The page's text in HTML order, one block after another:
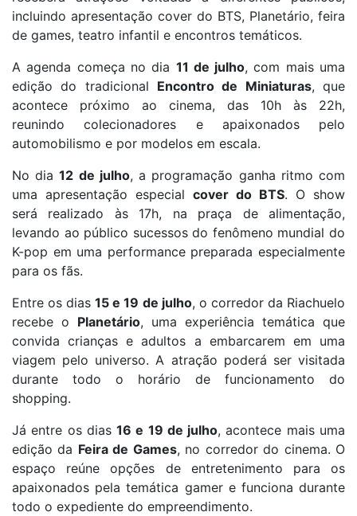
incluindo apresentação cover do BTS, Planetário, feira
de games, teatro infantil e encontros temáticos.
A agenda começa no dia 11 de julho, com mais uma
edição do tradicional Encontro de Miniaturas, que
acontece próximo ao cinema, das 10h às 22h,
reunindo colecionadores e apaixonados pelo
automobilismo e por modelos em escala.
No dia12 de julho, a programação ganha ritmo com
uma apresentação especial cover do BTS. O show
será realizado às 17h, na praça de alimentação,
levando ao público sucessos do fenômeno mundial do
K-pop em uma performance preparada especialmente
para os fãs.
Entre os dias15 e 19 de julho, o corredor da Riachuelo
recebe o Planetário, uma experiência temática que
convida crianças e adultos a embarcarem em uma
viagem pelo universo. A atração poderá ser visitada
durante todo o horário de funcionamento do
shopping.
Já entre os dias16 e 19 de julho, acontece mais uma
edição da Feira de Games, no corredor do cinema. O
espaço reúne opções de entretenimento para os
apaixonados pela temática gamer e funciona durante
todo o expediente do empreendimento.